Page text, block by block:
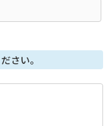
及び当該情報を
⼈によってご提供
さい。